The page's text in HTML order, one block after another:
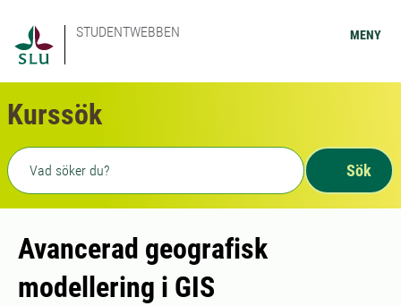
STUDENTWEBBEN MENY
Kurssök
Fritext sökning
Sök
Avancerad geografisk
modellering i GIS